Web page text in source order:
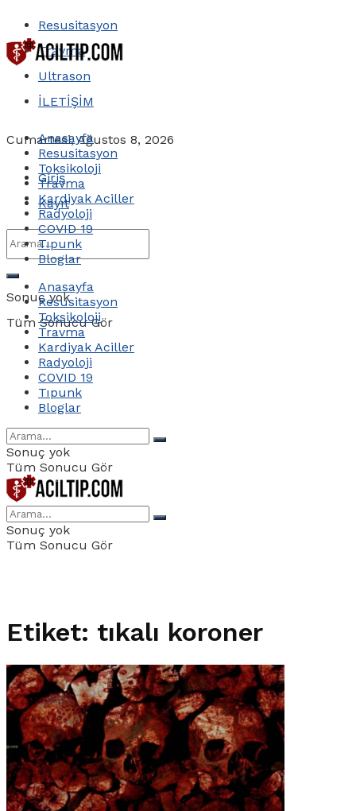
Resusitasyon
Travma
Ultrason
İLETİŞİM
Cumartesi, Ağustos 8, 2026
Giriş
Kayıt
Sonuç yok
Tüm Sonucu Gör
Anasayfa
Resusitasyon
Toksikoloji
Travma
Kardiyak Aciller
Radyoloji
COVID 19
Tıpunk
Bloglar
Anasayfa
Resusitasyon
Toksikoloji
Travma
Kardiyak Aciller
Radyoloji
COVID 19
Tıpunk
Bloglar
Sonuç yok
Tüm Sonucu Gör
Sonuç yok
Tüm Sonucu Gör
Etiket: tıkalı koroner